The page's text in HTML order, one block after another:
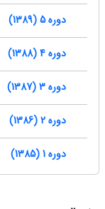
دوره 5 (1389)
دوره 4 (1388)
دوره 3 (1387)
دوره 2 (1386)
دوره 1 (1385)